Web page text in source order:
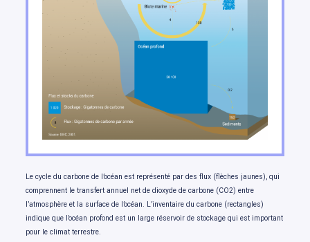
Le cycle du carbone de l’océan est représenté par des flux (flèches jaunes), qui
comprennent le transfert annuel net de dioxyde de carbone (CO2) entre
l’atmosphère et la surface de l’océan. L’inventaire du carbone (rectangles)
indique que l’océan profond est un large réservoir de stockage qui est important
pour le climat terrestre.
Changements dans les extrêmes climatiques
Évolution de la neige et de la glace
Évolution de la disponibilité de l’eau douce
Changements touchant les océans
Variations du niveau de la mer
Notre avenir: des choix qui comptent